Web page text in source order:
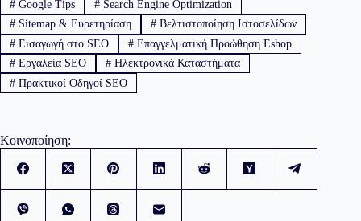
#Google Tips #Search Engine Optimization
#Sitemap & Ευρετηρίαση #Βελτιστοποίηση Ιστοσελίδων
#Εισαγωγή στο SEO #Επαγγελματική Προώθηση Eshop
#Εργαλεία SEO #Ηλεκτρονικά Καταστήματα
#Πρακτικοί Οδηγοί SEO
Κοινοποίηση: